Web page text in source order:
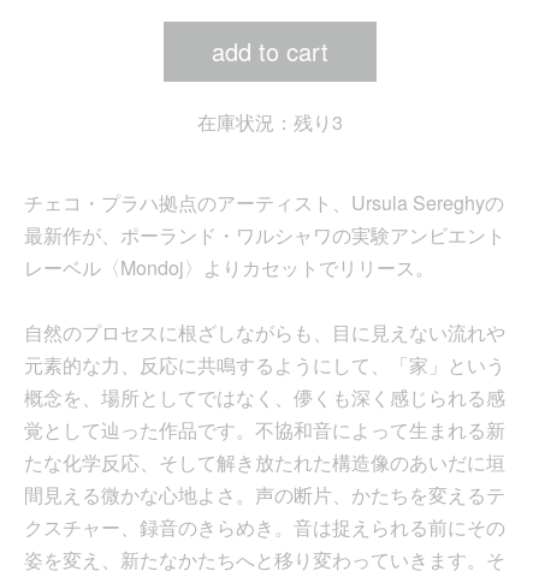
add to cart
在庫状況：残り3
チェコ・プラハ拠点のアーティスト、Ursula Sereghyの
最新作が、ポーランド・ワルシャワの実験アンビエント
レーベル〈Mondoj〉よりカセットでリリース。
自然のプロセスに根ざしながらも、目に見えない流れや
元素的な力、反応に共鳴するようにして、「家」という
概念を、場所としてではなく、儚くも深く感じられる感
覚として辿った作品です。不協和音によって生まれる新
たな化学反応、そして解き放たれた構造像のあいだに垣
間見える微かな心地よさ。声の断片、かたちを変えるテ
クスチャー、録音のきらめき。音は捉えられる前にその
姿を変え、新たなかたちへと移り変わっていきます。そ